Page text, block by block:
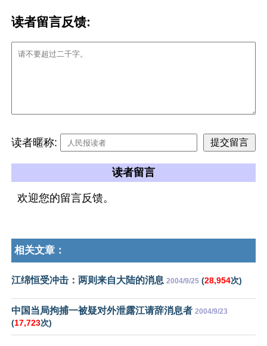
读者留言反馈:
读者暱称:
读者留言
欢迎您的留言反馈。
相关文章：
江绵恒受冲击：两则来自大陆的消息 2004/9/25 (28,954次)
中国当局拘捕一被疑对外泄露江请辞消息者 2004/9/23
(17,723次)